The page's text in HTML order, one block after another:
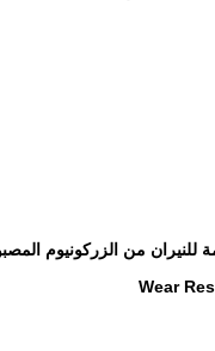
للنيران من الزركونيوم
Wear